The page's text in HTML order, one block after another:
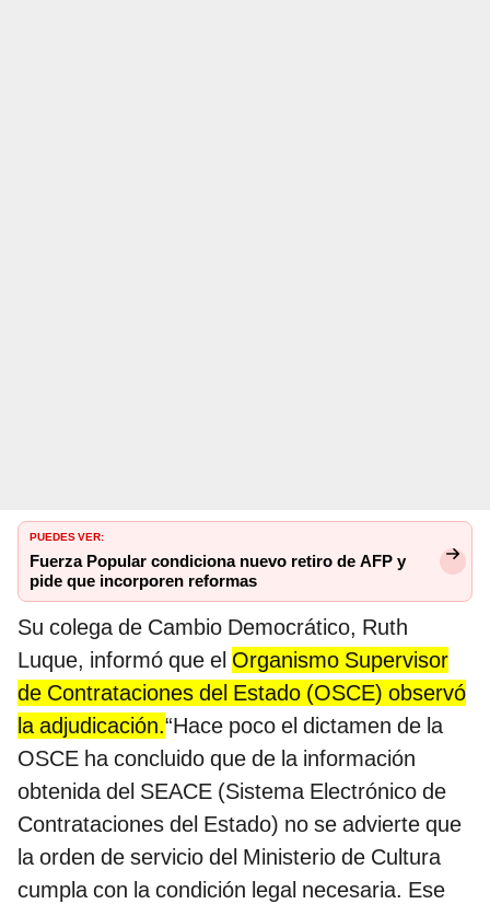
PUEDES VER:
Fuerza Popular condiciona nuevo retiro de AFP y
pide que incorporen reformas
Su colega de Cambio Democrático, Ruth
Luque, informó que el Organismo Supervisor
de Contrataciones del Estado (OSCE) observó
la adjudicación.“Hace poco el dictamen de la
OSCE ha concluido que de la información
obtenida del SEACE (Sistema Electrónico de
Contrataciones del Estado) no se advierte que
la orden de servicio del Ministerio de Cultura
cumpla con la condición legal necesaria. Ese